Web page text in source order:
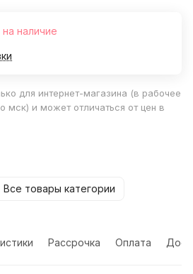
наличие
для интернет-магазина (в рабочее
мск) и может отличаться от цен в
Все товары категории
Рассрочка Оплата